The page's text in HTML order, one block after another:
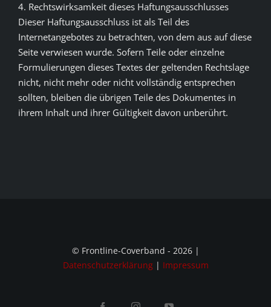
4. Rechtswirksamkeit dieses Haftungsausschlusses
Dieser Haftungsausschluss ist als Teil des
Internetangebotes zu betrachten, von dem aus auf diese
Seite verwiesen wurde. Sofern Teile oder einzelne
Formulierungen dieses Textes der geltenden Rechtslage
nicht, nicht mehr oder nicht vollständig entsprechen
sollten, bleiben die übrigen Teile des Dokumentes in
ihrem Inhalt und ihrer Gültigkeit davon unberührt.
© Frontline-Coverband - 2026 |
Datenschutzerklärung| Impressum